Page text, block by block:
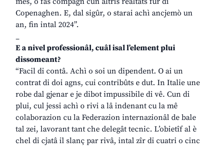
Copenaghen. E, dal sigûr, o starai achì ancjemò un
an, fin intal 2024”.
_
E a nivel professionâl, cuâl isal l’element plui
dissomeant?
“Facil di contâ. Achì o soi un dipendent. O ai un
contrat di doi agns, cui contribûts e dut. In Italie une
robe dal gjenar e je dibot impussibile di vê. Cun di
plui, cul jessi achì o rivi a lâ indenant cu la mê
colaborazion cu la Federazion internazionâl de bale
tal zei, lavorant tant che delegât tecnic. L’obietîf al è
chel di cjatâ il slanç par rivâ, intal zîr di cuatri o cinc